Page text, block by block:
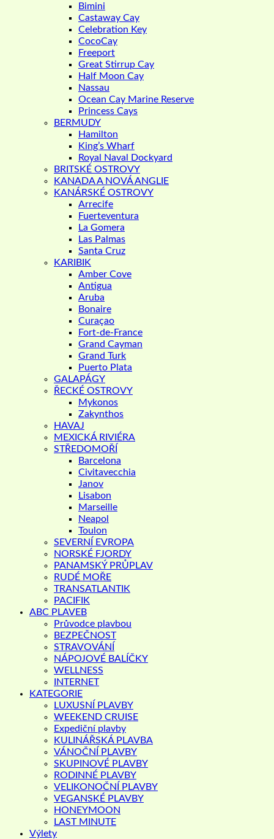
Bimini
Castaway Cay
Celebration Key
CocoCay
Freeport
Great Stirrup Cay
Half Moon Cay
Nassau
Ocean Cay Marine Reserve
Princess Cays
BERMUDY
Hamilton
King’s Wharf
Royal Naval Dockyard
BRITSKÉ OSTROVY
KANADA A NOVÁ ANGLIE
KANÁRSKÉ OSTROVY
Arrecife
Fuerteventura
La Gomera
Las Palmas
Santa Cruz
KARIBIK
Amber Cove
Antigua
Aruba
Bonaire
Curaçao
Fort-de-France
Grand Cayman
Grand Turk
Puerto Plata
GALAPÁGY
ŘECKÉ OSTROVY
Mykonos
Zakynthos
HAVAJ
MEXICKÁ RIVIÉRA
STŘEDOMOŘÍ
Barcelona
Civitavecchia
Janov
Lisabon
Marseille
Neapol
Toulon
SEVERNÍ EVROPA
NORSKÉ FJORDY
PANAMSKÝ PRŮPLAV
RUDÉ MOŘE
TRANSATLANTIK
PACIFIK
ABC PLAVEB
Průvodce plavbou
BEZPEČNOST
STRAVOVÁNÍ
NÁPOJOVÉ BALÍČKY
WELLNESS
INTERNET
KATEGORIE
LUXUSNÍ PLAVBY
WEEKEND CRUISE
Expediční plavby
KULINÁŘSKÁ PLAVBA
VÁNOČNÍ PLAVBY
SKUPINOVÉ PLAVBY
RODINNÉ PLAVBY
VELIKONOČNÍ PLAVBY
VEGANSKÉ PLAVBY
HONEYMOON
LAST MINUTE
Výlety